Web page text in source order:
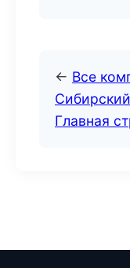
← Все
Главная